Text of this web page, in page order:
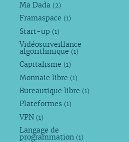
Ma Dada (2)
Framaspace (1)
Start-up (1)
Vidéosurveillance
algorithmique (1)
Capitalisme (1)
Monnaie libre (1)
Bureautique libre (1)
Plateformes (1)
VPN (1)
Langage de
programmation (1)